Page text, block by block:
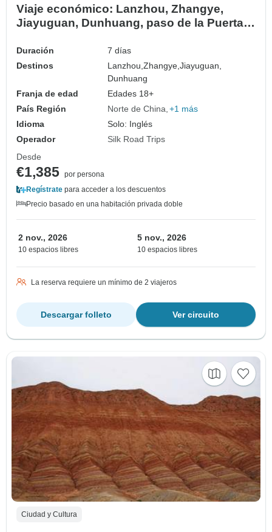
Viaje económico: Lanzhou, Zhangye,
Jiayuguan, Dunhuang, paso de la Puerta
Duración
7 días
Destinos
Lanzhou,Zhangye,Jiayuguan,
Dunhuang
Franja de edad
Edades 18+
País Región
Norte de China +1 más
Idioma
Solo: Inglés
Operador
Silk Road Trips
Desde
€1,385 por persona
Regístrate para acceder a los descuentos
Precio basado en una habitación privada doble
2 nov., 2026
10 espacios libres
5 nov., 2026
10 espacios libres
La reserva requiere un mínimo de 2 viajeros
Ver circuito
Descargar folleto
Ciudad y Cultura